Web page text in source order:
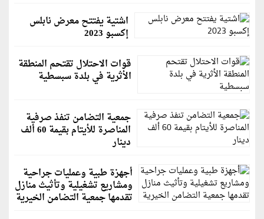
اشتية يفتتح معرض نابلس
إكسبو 2023
قوات الاحتلال تقتحم المنطقة
الأثرية في بلدة سبسطية
جمعية التضامن تنفذ صرفية
المناصرة للأيتام بقيمة 60 ألف
دينار
أجهزة طبية وعمليات جراحية
ومشاريع تشغيلية وتأثيث منازل
تقدمها جمعية التضامن الخيرية